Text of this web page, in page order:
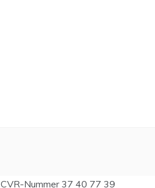
CVR-Nummer 37 40 77 39